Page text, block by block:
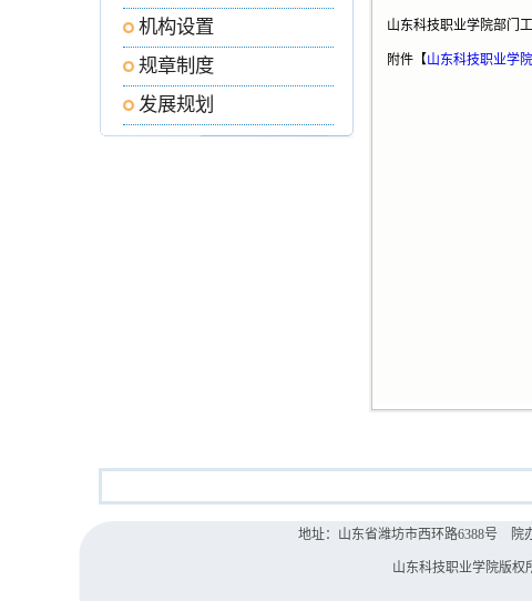
机构设置
规章制度
发展规划
山东科技职业学院部门
附件【山东科技职业学
地址：山东省潍坊市西环路6388号 院
山东科技职业学院版权